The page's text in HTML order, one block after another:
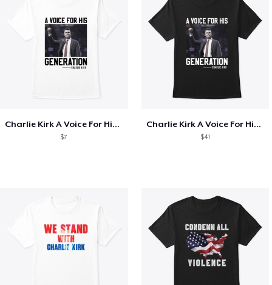
Charlie Kirk A Voice For His Generation
$7
Charlie Kirk A Voice For His Generation
$41